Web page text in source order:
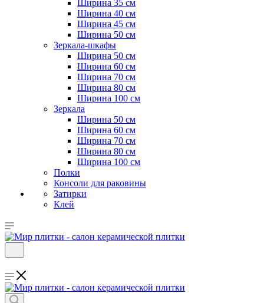
Ширина 35 см
Ширина 40 см
Ширина 45 см
Ширина 50 см
Зеркала-шкафы
Ширина 50 см
Ширина 60 см
Ширина 70 см
Ширина 80 см
Ширина 100 см
Зеркала
Ширина 50 см
Ширина 60 см
Ширина 70 см
Ширина 80 см
Ширина 100 см
Полки
Консоли для раковины
Затирки
Клей